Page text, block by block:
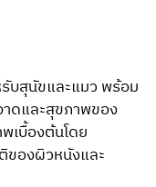
าดและสุขภาพของ
เบื้องต้นโดย
ของผิวหนังและ